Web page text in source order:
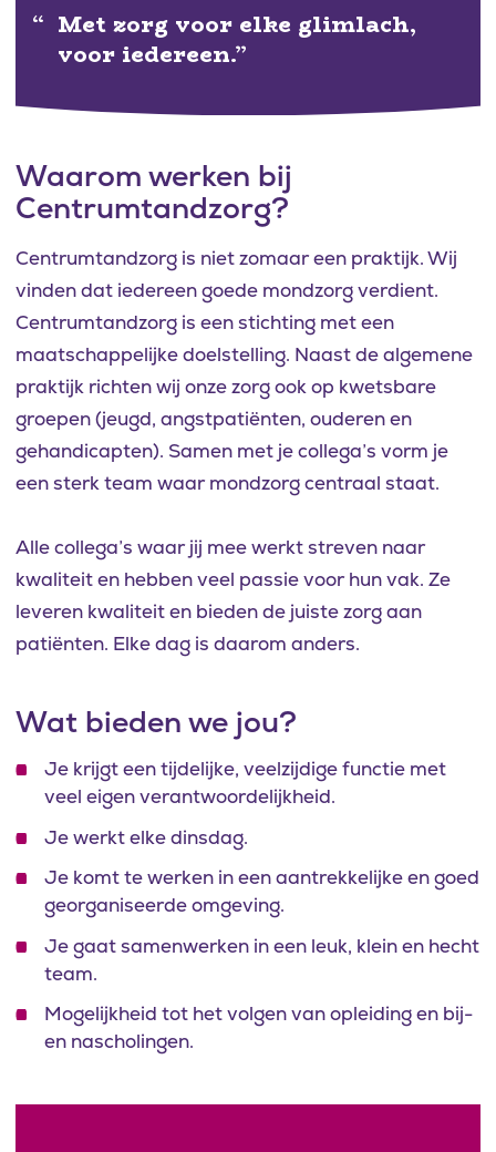
Met zorg voor elke glimlach,
voor iedereen.
Waarom werken bij
Centrumtandzorg?
Centrumtandzorg is niet zomaar een praktijk. Wij
vinden dat iedereen goede mondzorg verdient.
Centrumtandzorg is een stichting met een
maatschappelijke doelstelling. Naast de algemene
praktijk richten wij onze zorg ook op kwetsbare
groepen (jeugd, angstpatiënten, ouderen en
gehandicapten). Samen met je collega’s vorm je
een sterk team waar mondzorg centraal staat.
Alle collega’s waar jij mee werkt streven naar
kwaliteit en hebben veel passie voor hun vak. Ze
leveren kwaliteit en bieden de juiste zorg aan
patiënten. Elke dag is daarom anders.
Wat bieden we jou?
Je krijgt een tijdelijke, veelzijdige functie met
veel eigen verantwoordelijkheid.
Je werkt elke dinsdag.
Je komt te werken in een aantrekkelijke en goed
georganiseerde omgeving.
Je gaat samenwerken in een leuk, klein en hecht
team.
Mogelijkheid tot het volgen van opleiding en bij-
en nascholingen.